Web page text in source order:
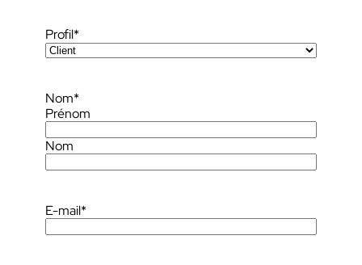
Profil*
Nom*
Prénom
Nom
E-mail*